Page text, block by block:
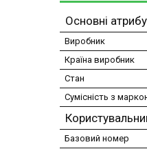
Основні
Виробник
Країна виробник
Стан
Сумісність з
Базовий номер